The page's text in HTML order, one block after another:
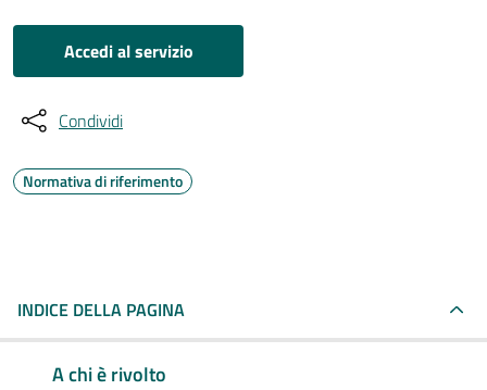
Accedi al servizio
Condividi
Normativa di riferimento
INDICE DELLA PAGINA
A chi è rivolto